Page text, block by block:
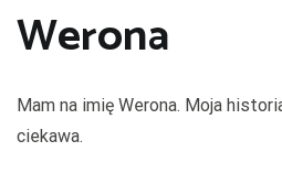
Werona
Mam na imię Werona. Moja
ciekawa.